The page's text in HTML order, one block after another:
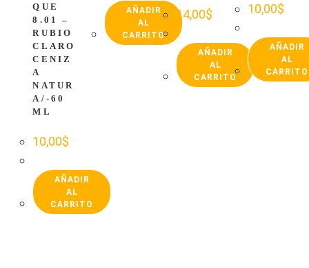
QUE
8.01 –
RUBIO
CLARO
CENIZ
A
NATUR
A/-60
ML
10,00$
AÑADIR
AL
CARRITO
AÑADIR
AL
CARRITO
14,00$
AÑADIR
AL
CARRITO
10,00$
AÑADIR
AL
CARRITO